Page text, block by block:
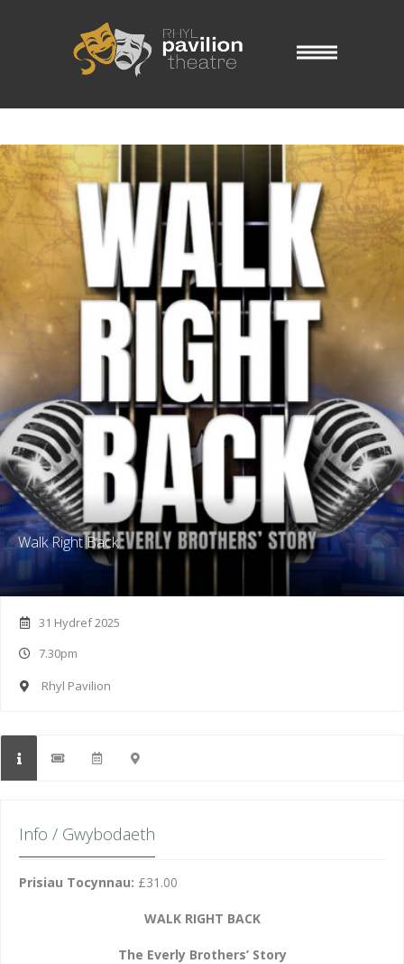
Walk Right Back
31 Hydref 2025
7.30pm
Rhyl Pavilion
Info / Gwybodaeth
Prisiau Tocynnau: £31.00
WALK RIGHT BACK
The Everly Brothers’ Story